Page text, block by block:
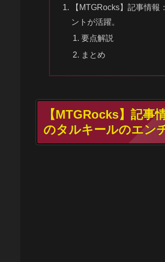
【MTGRocks】記事情
ントが活躍。
要点解説
まとめ
【MTGRocks】記事
のタルキールのエン